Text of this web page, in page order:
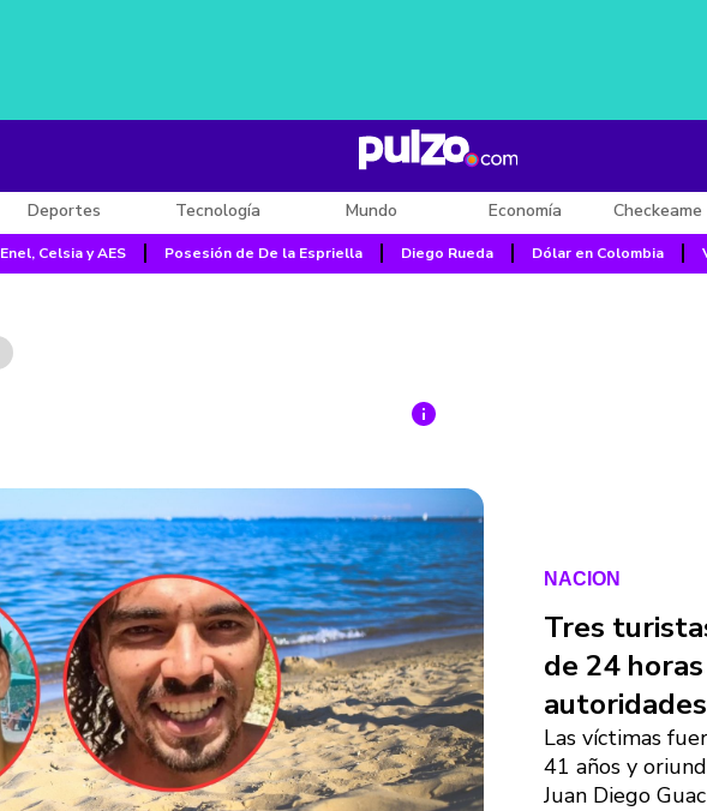
Deportes Tecnología Mundo Economía
Enel, Celsia y AES Posesión de De la Espriella Diego Rueda Dólar en Colombia
NACION
Tres
de 24
Las víctimas
41 años y
Juan Diego